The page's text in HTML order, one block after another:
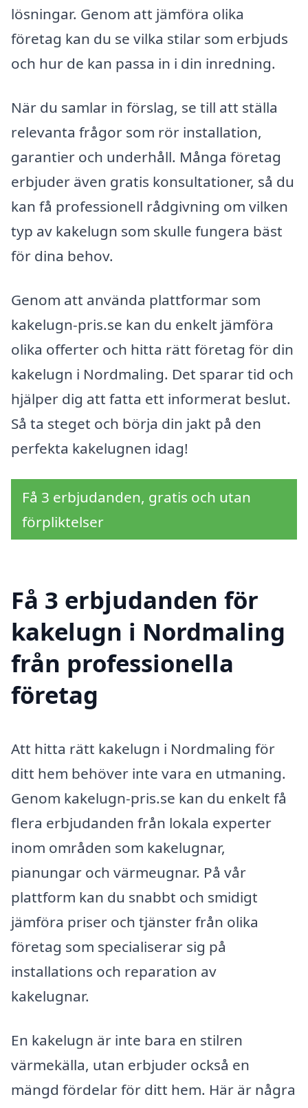
lösningar. Genom att jämföra olika
företag kan du se vilka stilar som erbjuds
och hur de kan passa in i din inredning.
När du samlar in förslag, se till att ställa
relevanta frågor som rör installation,
garantier och underhåll. Många företag
erbjuder även gratis konsultationer, så du
kan få professionell rådgivning om vilken
typ av kakelugn som skulle fungera bäst
för dina behov.
Genom att använda plattformar som
kakelugn-pris.se kan du enkelt jämföra
olika offerter och hitta rätt företag för din
kakelugn i Nordmaling. Det sparar tid och
hjälper dig att fatta ett informerat beslut.
Så ta steget och börja din jakt på den
perfekta kakelugnen idag!
Få 3 erbjudanden, gratis och utan
förpliktelser
Få 3 erbjudanden för
kakelugn i Nordmaling
från professionella
företag
Att hitta rätt kakelugn i Nordmaling för
ditt hem behöver inte vara en utmaning.
Genom kakelugn-pris.se kan du enkelt få
flera erbjudanden från lokala experter
inom områden som kakelugnar,
pianungar och värmeugnar. På vår
plattform kan du snabbt och smidigt
jämföra priser och tjänster från olika
företag som specialiserar sig på
installations och reparation av
kakelugnar.
En kakelugn är inte bara en stilren
värmekälla, utan erbjuder också en
mängd fördelar för ditt hem. Här är några